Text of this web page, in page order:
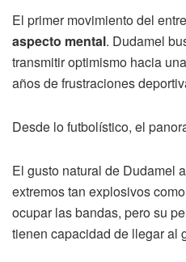
El primer movimiento del
aspecto mental. Dudamel
transmitir optimismo hacia una
años de frustraciones
Desde lo futbolístico, el
El gusto natural de Dudamel
extremos tan explosivos
ocupar las bandas, pero su
tienen capacidad de llegar al